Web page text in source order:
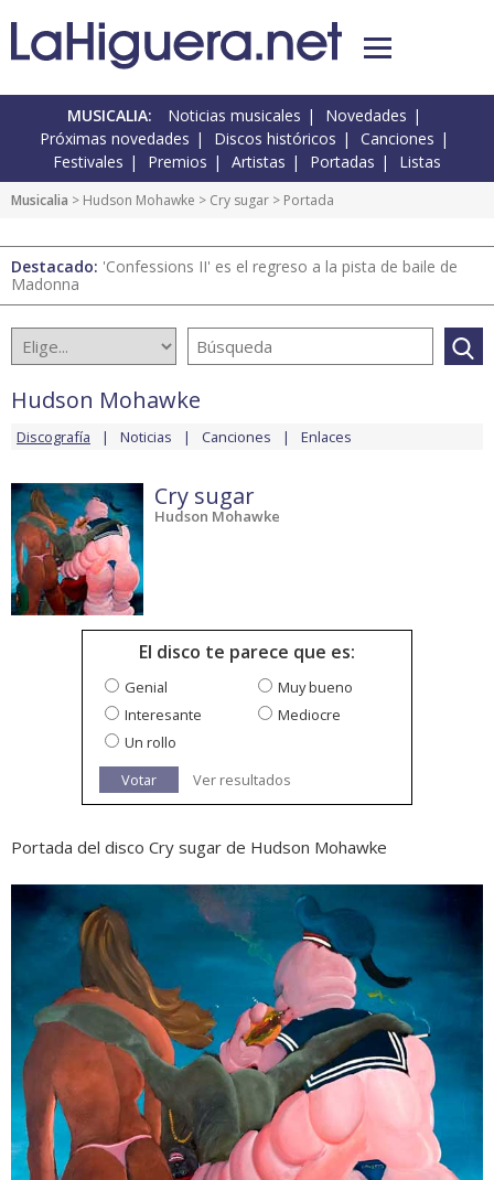
MUSICALIA: Noticias musicales
Novedades
Próximas novedades
Discos históricos
Canciones
Festivales
Premios Artistas Portadas Listas
Musicalia > Hudson Mohawke > Cry sugar > Portada
Destacado: 'Confessions II' es el regreso a la pista de baile de
Madonna
Hudson Mohawke
Discografía Noticias Canciones Enlaces
Cry sugar
Hudson Mohawke
El disco te parece que es:
Genial
Muy bueno
Interesante
Mediocre
Un rollo
Votar
Ver resultados
Portada del disco Cry sugar de Hudson Mohawke